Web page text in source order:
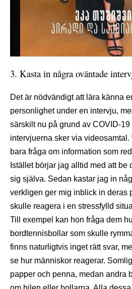
3. Kasta in några oväntade
Det är nödvändigt att lära känna
personlighet under en intervju,
särskilt nu på grund av COVID-19
intervjuerna sker via videosamtal.
bara fråga om information som
Istället börjar jag alltid med att be
sig själva. Sedan kastar jag in
verkligen ger mig inblick in deras
skulle reagera i en stressfylld
Till exempel kan hon fråga dem
bordtennisbollar som skulle
finns naturligtvis inget rätt svar,
se hur människor reagerar.
papper och penna, medan andra